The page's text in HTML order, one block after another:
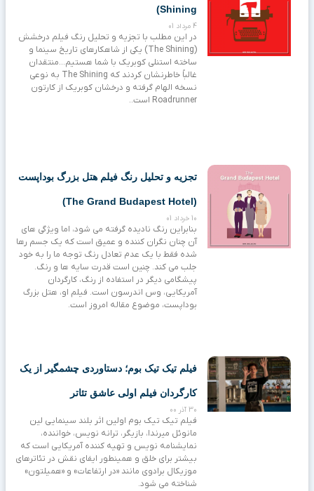
Shining)
4 مرداد 01
در این مطلب با تجزیه و تحلیل رنگ فیلم درخشش
(The Shining) یکی از شاهکارهای تاریخ سینما و
ساخته استنلی کوبریک با شما هستیم…منتقدان
غالباً خاطرنشان کردند که The Shining به نوعی
نسخه الهام گرفته و درخشان کوبریک از کارتون
Roadrunner است..
تجزیه و تحلیل رنگ فیلم هتل بزرگ بوداپست
(The Grand Budapest Hotel)
10 خرداد 01
بنابراین رنگ نادیده گرفته می شود، اما ویژگی های
آن چنان نگران کننده و عمیق است که یک جسم رها
شده فقط با یک عدم تعادل رنگ توجه ما را به خود
جلب می کند. چنین است قدرت سایه ها و رنگ.
پیشگامی دیگر در استفاده از رنگ، کارگردان
آمریکایی، وس اندرسون است. فیلم او، هتل بزرگ
بوداپست، موضوع مقاله امروز است.
فیلم تیک تیک بوم؛ دستاوردی چشمگیر از یک
کارگردان فیلم‌ اولی عاشق تئاتر
30 آذر 00
فیلم تیک تیک بوم اولین اثر بلند سینمایی لین
مانوئل میرندا، بازیگر، ترانه نویس، خواننده،
نمایشنامه نویس و تهیه کننده آمریکایی است که
بیشتر برای خلق و همینطور ایفای نقش در تئاترهای
موزیکال برادوی مانند «در ارتفاعات» و «همیلتون»
شناخته می شود.